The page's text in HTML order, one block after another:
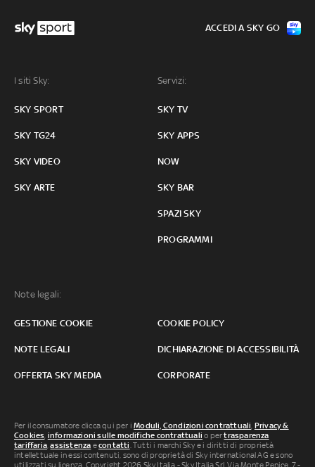
I siti Sky:
SKY SPORT
SKY TG24
SKY VIDEO
SKY ARTE
Servizi:
SKY TV
SKY APPS
NOW
SKY BAR
SPAZI SKY
PROGRAMMI
Note legali:
GESTIONE COOKIE COOKIE POLICY
NOTE LEGALI DICHIARAZIONE DI ACCESSIBILITÀ
OFFERTA SKY MEDIA CORPORATE
ACCEDI A SKY GO
Per il consumatore clicca qui per iModuli, Condizioni contrattuali Privacy &
Cookies informazioni sulle modifiche contrattuali o pertrasparenza
tariffaria ,assistenza econtatti . Tutti i marchi Sky e i diritti di proprietà
intellettuale in essi contenuti, sono di proprietà di Sky international AG e sono
utilizzati su licenza. Copyright 2026 Sky Italia - Sky Italia Srl Via Monte Penice, 7 -